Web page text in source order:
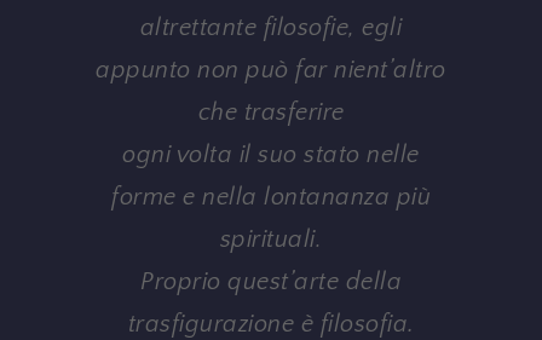
altrettante filosofie, egli
appunto non può far nient’altro
che trasferire
ogni volta il suo stato nelle
forme e nella lontananza più
spirituali.
Proprio quest’arte della
trasfigurazione è filosofia.